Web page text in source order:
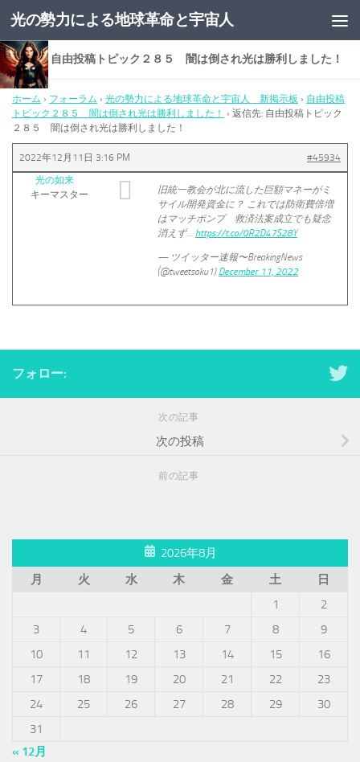
コンテンツへスキップ
光の勢力による地球革命と宇宙人
返信先: 自由投稿トピック２８５ 闇は倒され光は勝利しました！
ホーム › フォーラム › 光の勢力による地球革命と宇宙人 新掲示板 › 自由投稿
トピック２８５ 闇は倒され光は勝利しました！
› 返信先: 自由投稿トピック
２８５ 闇は倒され光は勝利しました！
2022年12月11日 3:16 PM
#45934
光の如来
キーマスター
旧統一教会が北に流した巨額マネーがミ
サイル開発資金に？ これでは防衛費倍増
はマッチポンプ 救済法案成立でも疑念
消えず… https://t.co/0R2D47S28Y
— ツイッター速報〜BreakingNews
(@tweetsoku1) December 11, 2022
フォロー:
次の記事
次の投稿
前の記事
2026年8月
月
火 水 木 金 土
日
1
2
3
4 5 6 7 8
9
10
11 12 13 14 15
16
17
18 19 20 21 22
23
24
25 26 27 28 29
30
31
« 12月